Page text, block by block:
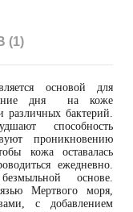
(1)
основой для
дня на коже
различных бактерий.
способность
проникновению
кожа оставалась
ежедневно.
основе.
Мертвого моря,
с добавлением